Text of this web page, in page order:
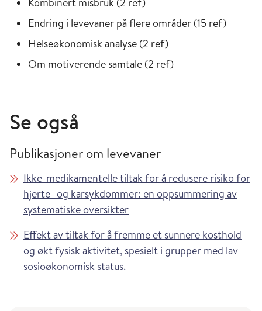
Endring i levevaner på flere områder (15 ref)
Helseøkonomisk analyse (2 ref)
Om motiverende samtale (2 ref)
Se også
Publikasjoner om levevaner
Ikke-medikamentelle tiltak for å redusere risiko for
hjerte- og karsykdommer: en oppsummering av
systematiske oversikter
Effekt av tiltak for å fremme et sunnere kosthold
og økt fysisk aktivitet, spesielt i grupper med lav
sosioøkonomisk status.